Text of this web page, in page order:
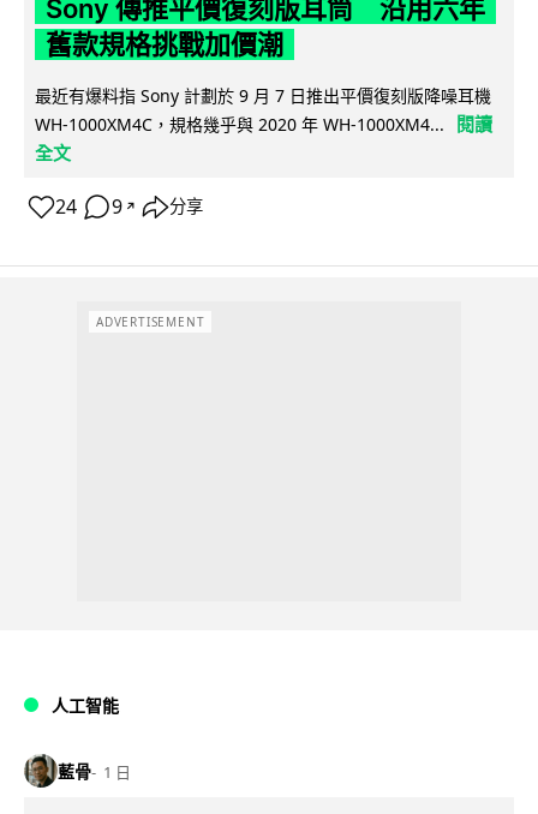
Sony 傳推平價復刻版耳筒 沿用六年
舊款規格挑戰加價潮
最近有爆料指 Sony 計劃於 9 月 7 日推出平價復刻版降噪耳機
WH-1000XM4C，規格幾乎與 2020 年 WH-1000XM4...
閱讀
全文
24 9 ↗ 分享
ADVERTISEMENT
人工智能
藍骨 1 日